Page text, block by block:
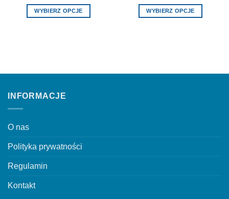
WYBIERZ OPCJE
wybrać
WYBIERZ OPCJE
INFORMACJE
O nas
Polityka prywatności
Regulamin
Kontakt